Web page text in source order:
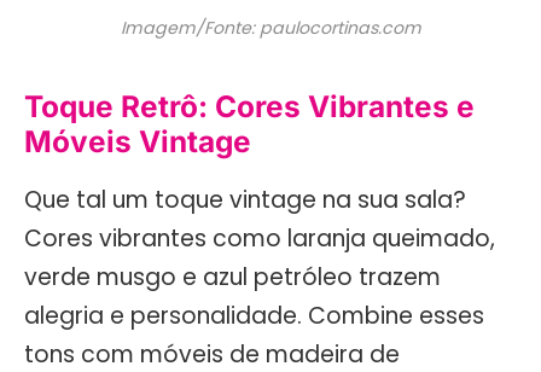
Imagem/Fonte: paulocortinas.com
Toque Retrô: Cores Vibrantes e
Móveis Vintage
Que tal um toque vintage na sua sala?
Cores vibrantes como laranja queimado,
verde musgo e azul petróleo trazem
alegria e personalidade. Combine esses
tons com móveis de madeira de